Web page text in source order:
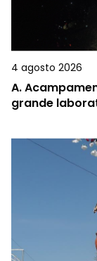
4 agosto 2026
A.
grande